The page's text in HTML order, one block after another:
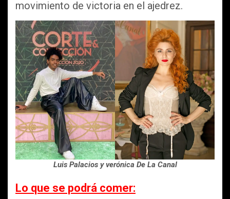
movimiento de victoria en el ajedrez.
Luis Palacios y verónica De La Canal
Lo que se podrá comer: